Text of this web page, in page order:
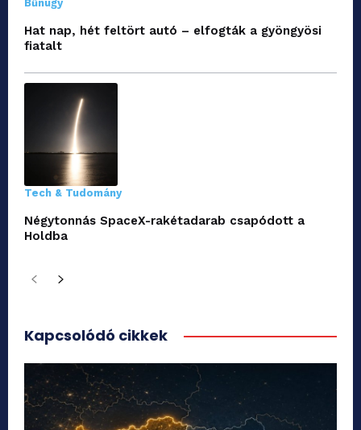
Bűnügy
Hat nap, hét feltört autó – elfogták a gyöngyösi
fiatalt
Tech & Tudomány
Négytonnás SpaceX-rakétadarab csapódott a
Holdba
Kapcsolódó cikkek